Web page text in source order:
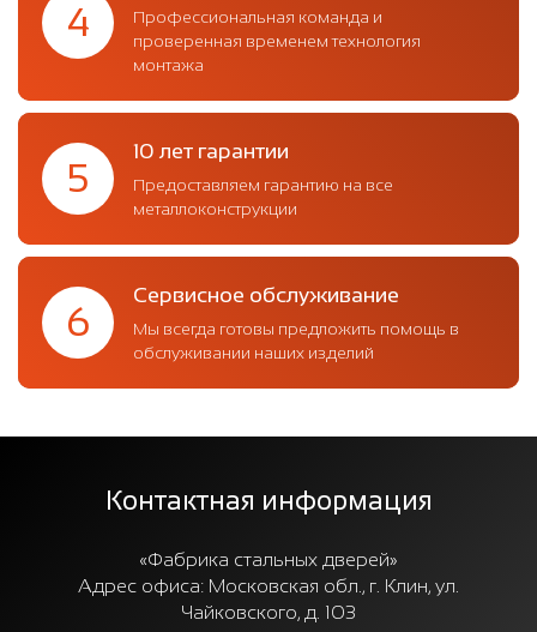
4
Профессиональная команда и
проверенная временем технология
монтажа
5
10 лет гарантии
Предоставляем гарантию на все
металлоконструкции
6
Сервисное обслуживание
Мы всегда готовы предложить помощь в
обслуживании наших изделий
Контактная информация
«Фабрика стальных дверей»
Адрес офиса: Московская обл., г. Клин, ул.
Чайковского, д. 103